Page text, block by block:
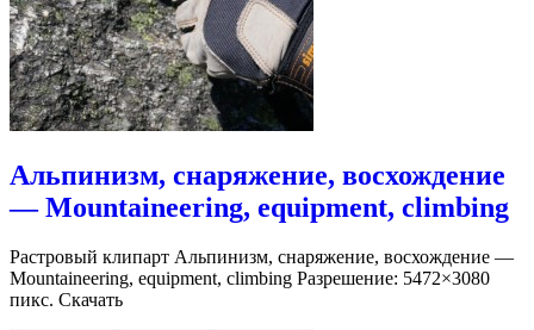
Альпинизм, снаряжение, восхождение
— Mountaineering, equipment, climbing
Растровый клипарт Альпинизм, снаряжение, восхождение —
Mountaineering, equipment, climbing Разрешение: 5472×3080
пикс. Скачать